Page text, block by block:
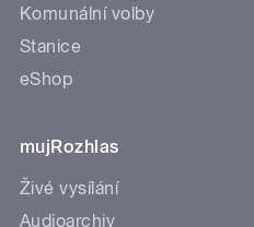
Komunální volby
Stanice
eShop
mujRozhlas
Živé vysílání
Audioarchiv